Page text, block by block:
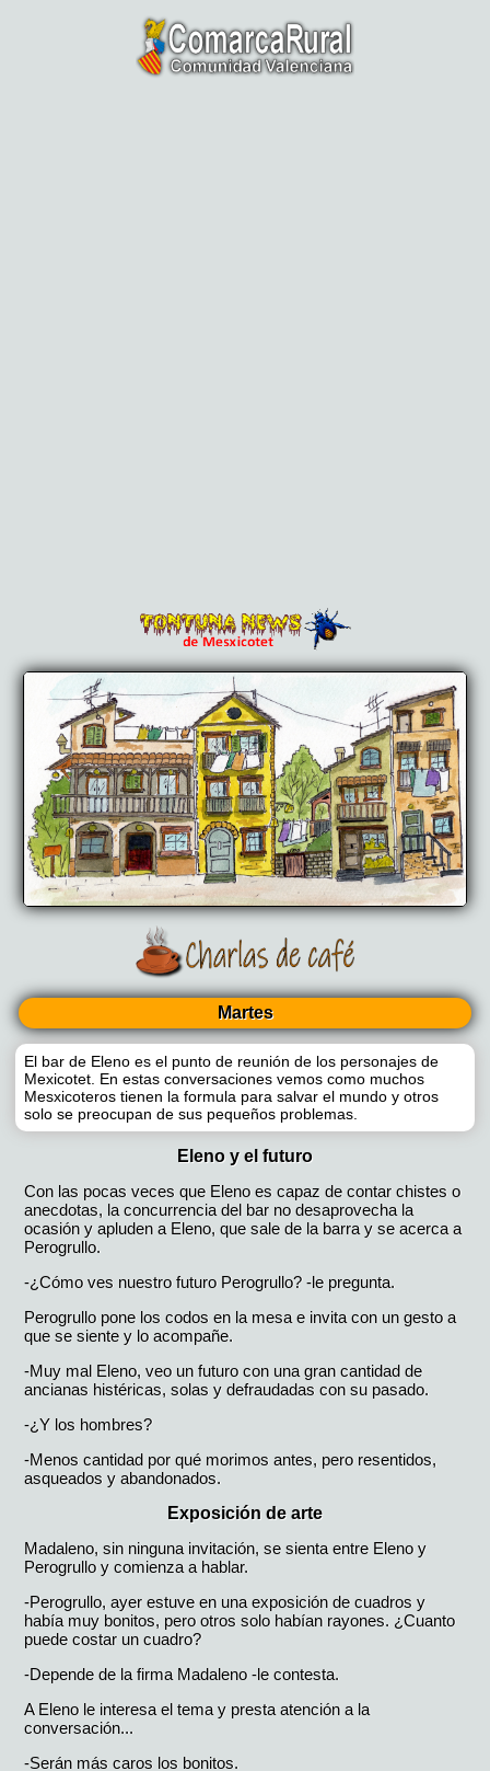
Martes
El bar de Eleno es el punto de reunión de los personajes de
Mexicotet. En estas conversaciones vemos como muchos
Mesxicoteros tienen la formula para salvar el mundo y otros
solo se preocupan de sus pequeños problemas.
Eleno y el futuro
Con las pocas veces que Eleno es capaz de contar chistes o
anecdotas, la concurrencia del bar no desaprovecha la
ocasión y apluden a Eleno, que sale de la barra y se acerca a
Perogrullo.
-¿Cómo ves nuestro futuro Perogrullo? -le pregunta.
Perogrullo pone los codos en la mesa e invita con un gesto a
que se siente y lo acompañe.
-Muy mal Eleno, veo un futuro con una gran cantidad de
ancianas histéricas, solas y defraudadas con su pasado.
-¿Y los hombres?
-Menos cantidad por qué morimos antes, pero resentidos,
asqueados y abandonados.
Exposición de arte
Madaleno, sin ninguna invitación, se sienta entre Eleno y
Perogrullo y comienza a hablar.
-Perogrullo, ayer estuve en una exposición de cuadros y
había muy bonitos, pero otros solo habían rayones. ¿Cuanto
puede costar un cuadro?
-Depende de la firma Madaleno -le contesta.
A Eleno le interesa el tema y presta atención a la
conversación...
-Serán más caros los bonitos.